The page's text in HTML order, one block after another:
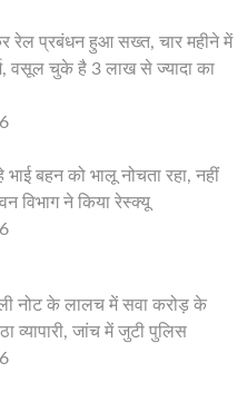
रेल प्रबंधन हुआ सख्त, चार महीने में
वसूल चुके है 3 लाख से ज्यादा का
बहन को भालू नोचता रहा, नहीं
विभाग ने किया रेस्क्यू
नोट के लालच में सवा करोड़ के
व्यापारी, जांच में जुटी पुलिस